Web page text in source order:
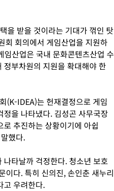
을 받을 것이라는 기대가 꺾인 탓
회 회의에서 게임산업을 지원하
산업은 국내 문화콘텐츠산업 수
부차원의 지원을 확대해야 한
(K-IDEA)는 헌재결정으로 게임
을 나타냈다. 김성곤 사무국장
추진하는 상황이기에 아쉽
했다.
타날까 걱정한다. 청소년 보호
이다. 특히 신의진, 손인춘 새누리
고 우려한다.